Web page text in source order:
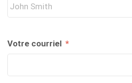
Votre courriel *